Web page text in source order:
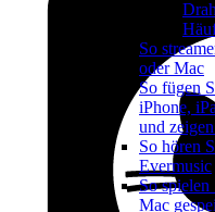
So
oder Mac
So fügen
iPhone,
und
So hören
Evermusic
So
Mac